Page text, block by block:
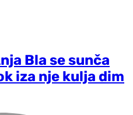
Bla se sunča
iza nje kulja dim